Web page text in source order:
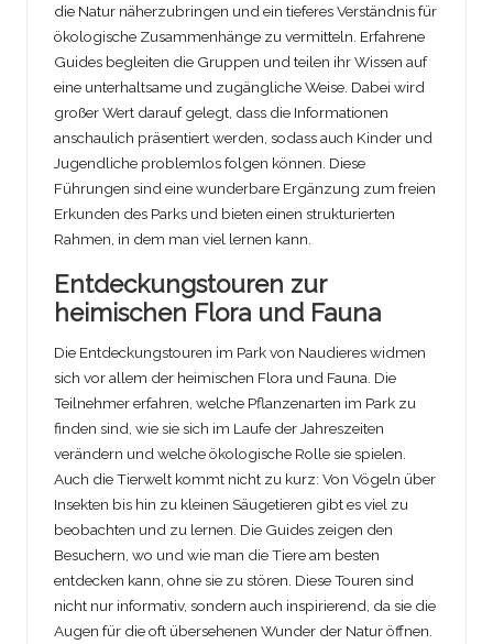
die Natur näherzubringen und ein tieferes Verständnis für
ökologische Zusammenhänge zu vermitteln. Erfahrene
Guides begleiten die Gruppen und teilen ihr Wissen auf
eine unterhaltsame und zugängliche Weise. Dabei wird
großer Wert darauf gelegt, dass die Informationen
anschaulich präsentiert werden, sodass auch Kinder und
Jugendliche problemlos folgen können. Diese
Führungen sind eine wunderbare Ergänzung zum freien
Erkunden des Parks und bieten einen strukturierten
Rahmen, in dem man viel lernen kann.
Entdeckungstouren zur
heimischen Flora und Fauna
Die Entdeckungstouren im Park von Naudieres widmen
sich vor allem der heimischen Flora und Fauna. Die
Teilnehmer erfahren, welche Pflanzenarten im Park zu
finden sind, wie sie sich im Laufe der Jahreszeiten
verändern und welche ökologische Rolle sie spielen.
Auch die Tierwelt kommt nicht zu kurz: Von Vögeln über
Insekten bis hin zu kleinen Säugetieren gibt es viel zu
beobachten und zu lernen. Die Guides zeigen den
Besuchern, wo und wie man die Tiere am besten
entdecken kann, ohne sie zu stören. Diese Touren sind
nicht nur informativ, sondern auch inspirierend, da sie die
Augen für die oft übersehenen Wunder der Natur öffnen.